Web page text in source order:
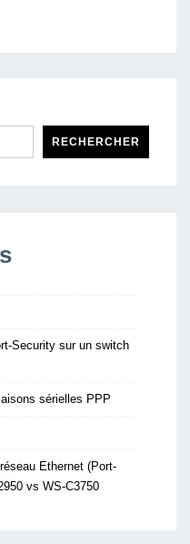
RECHERCHER
Security sur un switch
sérielles PPP
Ethernet (Port-
vs WS-C3750